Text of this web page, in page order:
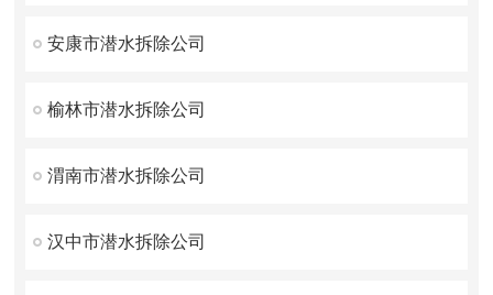
安康市潜水拆除公司
榆林市潜水拆除公司
渭南市潜水拆除公司
汉中市潜水拆除公司